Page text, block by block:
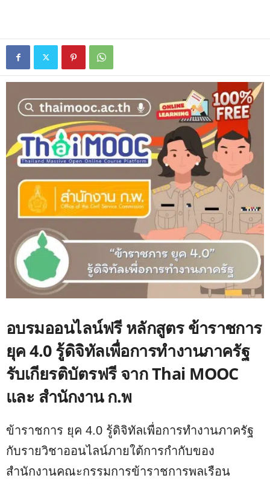
อบรมออนไลน์ฟรี หลักสูตร ข้าราชการ
ยุค 4.0 รู้ดิจิทัลเพื่อการทำงานภาครัฐ
รับเกียรติบัตรฟรี จาก Thai MOOC
และ สำนักงาน ก.พ
ข้าราชการ ยุค 4.0 รู้ดิจิทัลเพื่อการทำงานภาครัฐ
กับรายวิชาออนไลน์ภายใต้การกำกับของ
สำนักงานคณะกรรมการข้าราชการพลเรือน